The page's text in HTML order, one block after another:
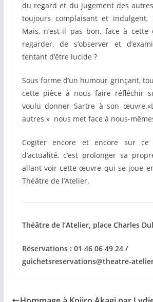
du regard et du jugement des
toujours complaisant et indulgent,
Mais, n’est-il pas bon, face à cette
regarder, de s’observer et
tentant d’être lucide ?
Sous forme d’un humour grinçant,
cette pièce à nous faire réfléchir
voulu donner Sartre à son
autres » nous met face à nous-
Cogiter encore et encore sur ce
d’actualité, c’est prolonger sa
allant voir cette œuvre qui se joue
Théâtre de l’Atelier.
Théâtre de l’Atelier, place Charles
Réservations : 01 46 06 49 24 /
guichetsreservations@theatre-